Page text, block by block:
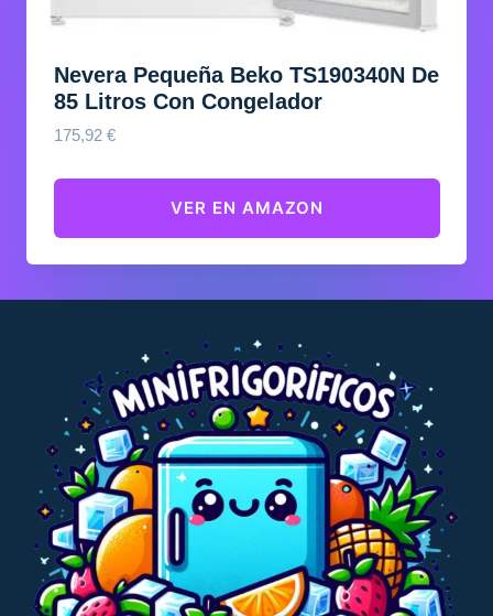
Nevera Pequeña Beko TS190340N De
85 Litros Con Congelador
175,92 €
VER EN AMAZON